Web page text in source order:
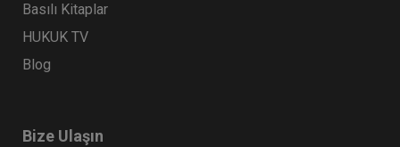
Basılı Kitaplar
HUKUK TV
Blog
Bize Ulaşın